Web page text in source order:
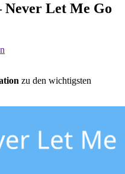
Let Me Go
zu den wichtigsten